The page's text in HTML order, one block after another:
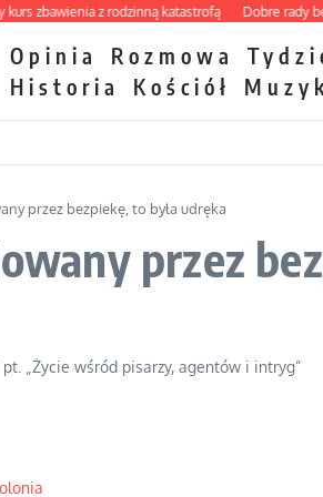
zbawienia z rodzinną katastrofą Dobre rady bez
Opinia Rozmowa
Historia
Kościół
przez bezpiekę, to była udręka
przez
„Życie wśród pisarzy, agentów i intryg”